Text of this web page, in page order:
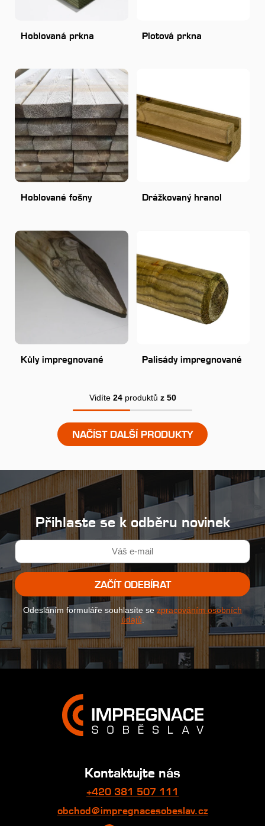
Hoblovaná prkna Plotová prkna
Hoblované fošny Drážkovaný hranol
Kůly impregnované Palisády impregnované
Vidíte 24produktů z 50
NAČÍST DALŠÍ PRODUKTY
Přihlaste se k odběru novinek
ZAČÍT ODEBÍRAT
Odesláním formuláře souhlasíte se zpracováním osobních
údajů
Kontaktujte nás
+420 381 507 111
obchod@impregnacesobeslav.cz